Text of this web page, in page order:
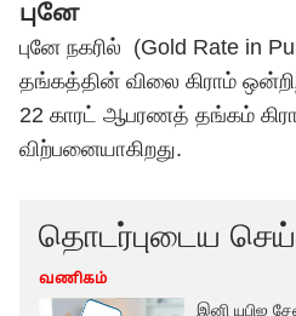
புனே
புனே நகரில் (Gold Rate in
தங்கத்தின் விலை கிராம்
22 காரட் ஆபரணத் தங்கம்
விற்பனையாகிறது.
தொடர்புடைய
வணிகம்
இனி யுபிஐ